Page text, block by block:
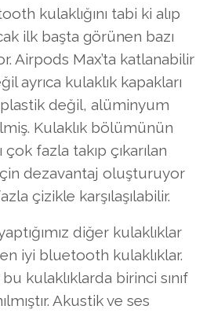
kulaklığını tabi ki alıp
ilk başta görünen bazı
Airpods Max’ta katlanabilir
ayrıca kulaklık kapakları
değil, alüminyum
Kulaklık bölümünün
fazla takıp çıkarılan
dezavantaj oluşturuyor
çizikle karşılaşılabilir.
diğer kulaklıklar
iyi bluetooth kulaklıklar.
kulaklıklarda birinci sınıf
Akustik ve ses